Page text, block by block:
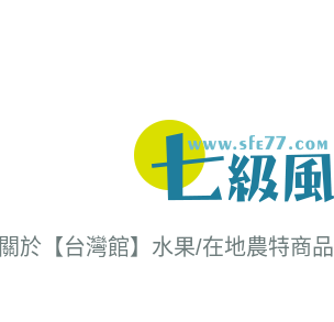
關於 【台灣館】水果/在地農特商品